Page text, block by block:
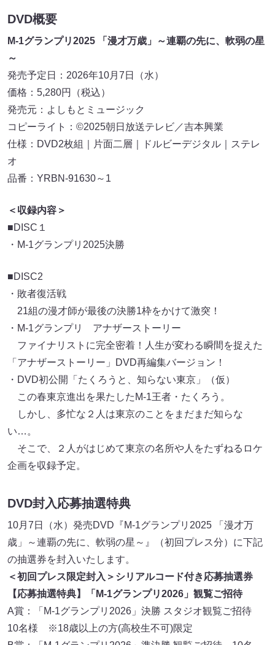
DVD概要
M-1グランプリ2025 「漫才万歳」～連覇の先に、軟弱の星
～
発売予定日：2026年10月7日（水）
価格：5,280円（税込）
発売元：よしもとミュージック
コピーライト：©2025朝日放送テレビ／吉本興業
仕様：DVD2枚組｜片面二層｜ドルビーデジタル｜ステレ
オ
品番：YRBN-91630～1
＜収録内容＞
■DISC１
・M-1グランプリ2025決勝
■DISC2
・敗者復活戦
21組の漫才師が最後の決勝1枠をかけて激突！
・M-1グランプリ アナザーストーリー
ファイナリストに完全密着！人生が変わる瞬間を捉えた
「アナザーストーリー」DVD再編集バージョン！
・DVD初公開「たくろうと、知らない東京」（仮）
この春東京進出を果たしたM-1王者・たくろう。
しかし、多忙な２人は東京のことをまだまだ知らな
い…。
そこで、２人がはじめて東京の名所や人をたずねるロケ
企画を収録予定。
DVD封入応募抽選特典
10月7日（水）発売DVD『M-1グランプリ2025 「漫才万
歳」～連覇の先に、軟弱の星～』（初回プレス分）に下記
の抽選券を封入いたします。
＜初回プレス限定封入＞シリアルコード付き応募抽選券
【応募抽選特典】「M-1グランプリ2026」観覧ご招待
A賞：「M-1グランプリ2026」決勝 スタジオ観覧ご招待
10名様 ※18歳以上の方(高校生不可)限定